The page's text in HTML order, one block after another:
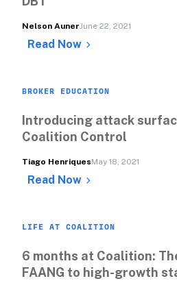
Nelson AunerJune 22, 2021
Read Now
BROKER EDUCATION
Introducing attack
Coalition Control
Tiago HenriquesMay 18, 2021
Read Now
LIFE AT COALITION
6 months at Coalition:
FAANG to high-growth